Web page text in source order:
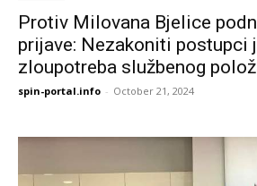
Protiv Milovana Bjelice
prijave: Nezakoniti postupci
zloupotreba službenog
spin-portal.info - October 21, 2024